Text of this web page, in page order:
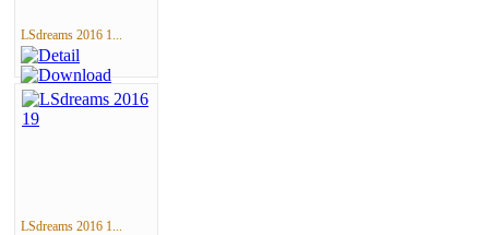
LSdreams 2016 1...
LSdreams 2016 1...